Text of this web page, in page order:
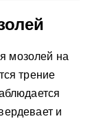
мозолей на
трение
и